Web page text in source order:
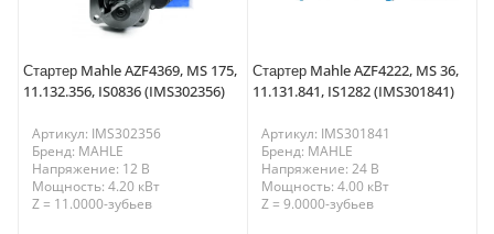
Стартер Mahle AZF4369, MS 175,
11.132.356, IS0836 (IMS302356)
Артикул: IMS302356
Бренд: MAHLE
Напряжение: 12 В
Мощность: 4.20 кВт
Z = 11.0000-зубьев
Стартер Mahle AZF4222, MS 36,
11.131.841, IS1282 (IMS301841)
Артикул: IMS301841
Бренд: MAHLE
Напряжение: 24 В
Мощность: 4.00 кВт
Z = 9.0000-зубьев